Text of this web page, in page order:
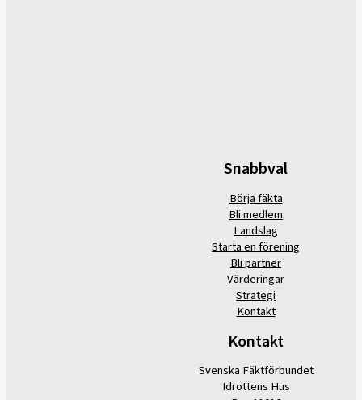
Snabbval
Börja fäkta
Bli medlem
Landslag
Starta en förening
Bli partner
Värderingar
Strategi
Kontakt
Kontakt
Svenska Fäktförbundet
Idrottens Hus